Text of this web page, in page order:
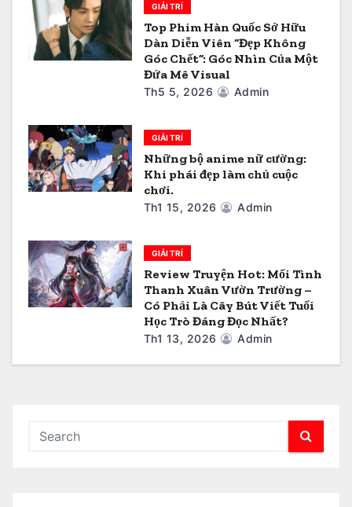
v
t
GIẢI TRÍ
Top Phim Hàn Quốc Sở Hữu
Dàn Diễn Viên “Đẹp Không
Góc Chết”: Góc Nhìn Của Một
Đứa Mê Visual
Th5 5, 2026 Admin
GIẢI TRÍ
Những bộ anime nữ cường:
Khi phái đẹp làm chủ cuộc
chơi.
Th1 15, 2026 Admin
GIẢI TRÍ
Review Truyện Hot: Mối Tình
Thanh Xuân Vườn Trường –
Có Phải Là Cây Bút Viết Tuổi
Học Trò Đáng Đọc Nhất?
Th1 13, 2026 Admin